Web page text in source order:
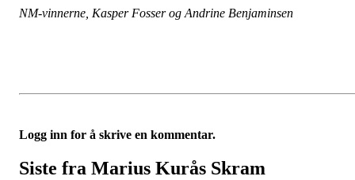
NM-vinnerne, Kasper Fosser og Andrine Benjaminsen
Logg inn for å skrive en kommentar.
Siste fra Marius Kurås Skram